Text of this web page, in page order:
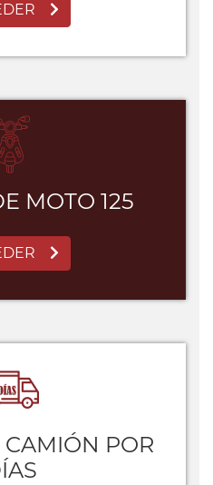
MOTO 125
CAMIÓN POR